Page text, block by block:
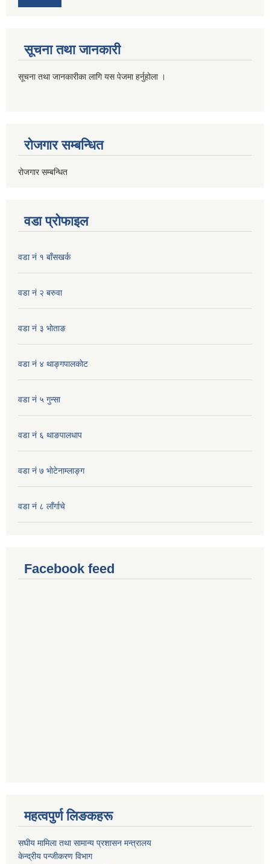
सूचना तथा जानकारी
सूचना तथा जानकारीका लागि यस पेजमा हर्नुहोला ।
रोजगार सम्बन्धित
रोजगार सम्बन्धित
वडा प्रोफाइल
वडा नं १ बाँसखर्क
वडा नं २ बरुवा
वडा नं ३ भाेताङ
वडा नं ४ थाङ्गपालकाेट
वडा नं ५ गुन्सा
वडा नं ६ थाङपालधाप
वडा नं ७ भाेटेनाम्लाङ्ग
वडा नं ८ लाँर्गाचे
Facebook feed
महत्वपुर्ण लिङकहरू
स‌घीय मामिला तथा सामान्य प्रशासन मन्त्रालय
केन्द्रीय पन्जीकरण विभाग